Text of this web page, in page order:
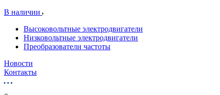
В наличии
Высоковольтные электродвигатели
Низковольтные электродвигатели
Преобразователи частоты
Новости
Контакты